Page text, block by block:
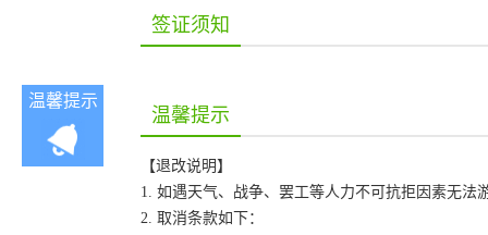
签证须知
温馨提示
温馨提示
【退改说明】
1. 如遇天气、战争、罢工等人力不可抗拒因素无
2. 取消条款如下：